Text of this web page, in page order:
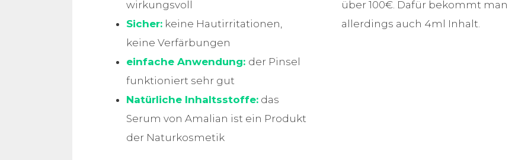
wirkungsvoll
Sicher: keine Hautirritationen,
keine Verfärbungen
einfache Anwendung: der Pinsel
funktioniert sehr gut
Natürliche Inhaltsstoffe: das
Serum von Amalian ist ein Produkt
der Naturkosmetik
über 100€. Dafür bekommt man
allerdings auch 4ml Inhalt.